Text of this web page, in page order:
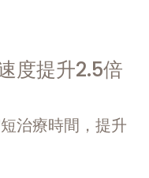
度提升2.5倍
治療時間，提升